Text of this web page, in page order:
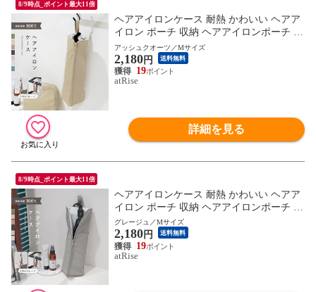
8/9時点_ポイント最大11倍
ヘアアイロンケース 耐熱 かわいい ヘアア
イロン ポーチ 収納 ヘアアイロンポーチ 吊
り下げ 引っ掛け 旅行 トラベル 持ち運び
ヘアアイロンホルダー ヘアアイロンカバー
耐熱ケース コテ入れ 収納ケース アイロン
カバー ヘアアイロン収納 ケース ナイロン
アッシュクオーツ／Mサイズ
2,180円 送料無料
19
atRise
詳細を見る
8/9時点_ポイント最大11倍
ヘアアイロンケース 耐熱 かわいい ヘアア
イロン ポーチ 収納 ヘアアイロンポーチ 吊
り下げ 引っ掛け 旅行 トラベル 持ち運び
ヘアアイロンホルダー ヘアアイロンカバー
耐熱ケース コテ入れ 収納ケース アイロン
カバー ヘアアイロン収納 ケース ナイロン
グレージュ／Mサイズ
2,180円 送料無料
19
atRise